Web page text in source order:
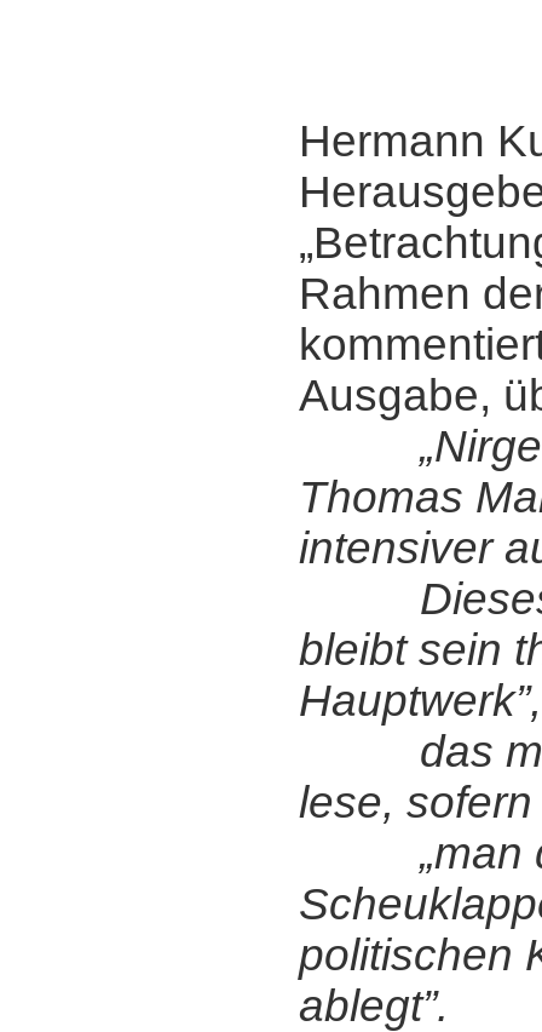
Hermann
Rahmen
Ausgabe,
Thomas
intensiver
Dieses
bleibt sein
Hauptwerk”,
das
lese, sofern
„man
politischen
ablegt”.